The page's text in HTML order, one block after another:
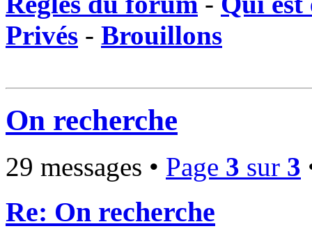
Privés - Brouillons
On recherche
29 messages • Page 3 sur 3
Re: On recherche